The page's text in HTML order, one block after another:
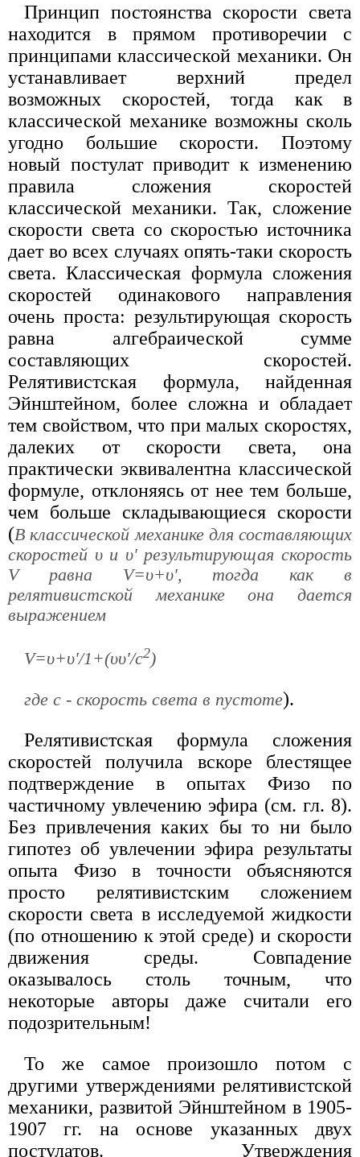
Принцип постоянства скорости света
находится в прямом противоречии с
принципами классической механики. Он
устанавливает верхний предел
возможных скоростей, тогда как в
классической механике возможны сколь
угодно большие скорости. Поэтому
новый постулат приводит к изменению
правила сложения скоростей
классической механики. Так, сложение
скорости света со скоростью источника
дает во всех случаях опять-таки скорость
света. Классическая формула сложения
скоростей одинакового направления
очень проста: результирующая скорость
равна алгебраической сумме
составляющих скоростей.
Релятивистская формула, найденная
Эйнштейном, более сложна и обладает
тем свойством, что при малых скоростях,
далеких от скорости света, она
практически эквивалентна классической
формуле, отклоняясь от нее тем больше,
чем больше складывающиеся скорости
(В классической механике для составляющих
скоростей υ и υ' результирующая скорость
V равна V=υ+υ', тогда как в
релятивистской механике она дается
выражением
V=υ+υ'/1+(υυ'/c2)
где с - скорость света в пустоте).
Релятивистская формула сложения
скоростей получила вскоре блестящее
подтверждение в опытах Физо по
частичному увлечению эфира (см. гл. 8).
Без привлечения каких бы то ни было
гипотез об увлечении эфира результаты
опыта Физо в точности объясняются
просто релятивистским сложением
скорости света в исследуемой жидкости
(по отношению к этой среде) и скорости
движения среды. Совпадение
оказывалось столь точным, что
некоторые авторы даже считали его
подозрительным!
То же самое произошло потом с
другими утверждениями релятивистской
механики, развитой Эйнштейном в 1905-
1907 гг. на основе указанных двух
постулатов. Утверждения